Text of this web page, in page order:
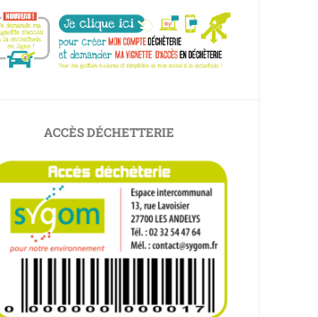
ACCÈS DÉCHETTERIE